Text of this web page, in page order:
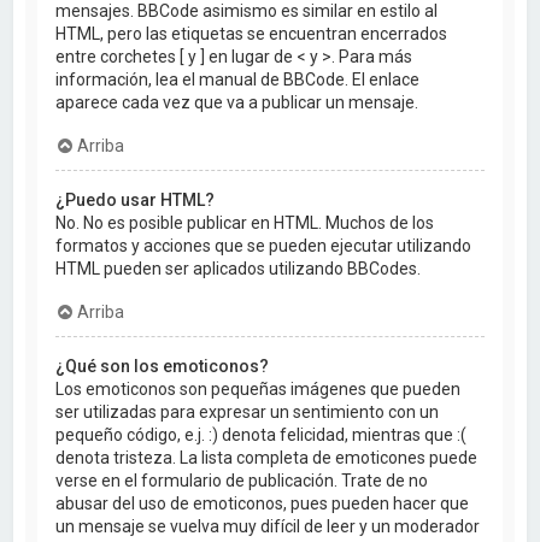
mensajes. BBCode asimismo es similar en estilo al
HTML, pero las etiquetas se encuentran encerrados
entre corchetes [ y ] en lugar de < y >. Para más
información, lea el manual de BBCode. El enlace
aparece cada vez que va a publicar un mensaje.
Arriba
¿Puedo usar HTML?
No. No es posible publicar en HTML. Muchos de los
formatos y acciones que se pueden ejecutar utilizando
HTML pueden ser aplicados utilizando BBCodes.
Arriba
¿Qué son los emoticonos?
Los emoticonos son pequeñas imágenes que pueden
ser utilizadas para expresar un sentimiento con un
pequeño código, e.j. :) denota felicidad, mientras que :(
denota tristeza. La lista completa de emoticones puede
verse en el formulario de publicación. Trate de no
abusar del uso de emoticonos, pues pueden hacer que
un mensaje se vuelva muy difícil de leer y un moderador